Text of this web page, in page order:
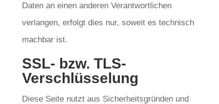
Daten an einen anderen Verantwortlichen
verlangen, erfolgt dies nur, soweit es technisch
machbar ist.
SSL- bzw. TLS-
Verschlüsselung
Diese Seite nutzt aus Sicherheitsgründen und